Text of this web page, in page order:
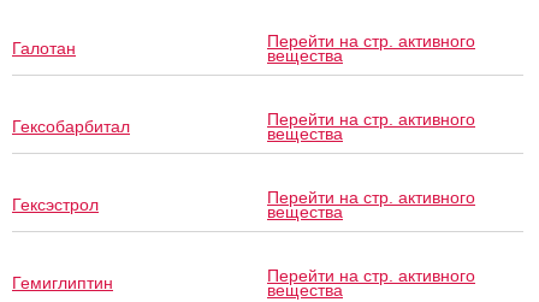
Галотан Перейти на стр. активного
вещества
Гексобарбитал Перейти на стр. активного
вещества
Гексэстрол Перейти на стр. активного
вещества
Гемиглиптин Перейти на стр. активного
вещества